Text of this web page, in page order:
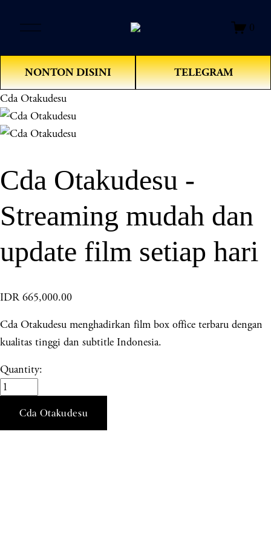
e
n
M
e
u
0
NONTON DISINI TELEGRAM
Cda Otakudesu
Cda Otakudesu -
Streaming mudah dan
update film setiap hari
IDR 665,000.00
Cda Otakudesu menghadirkan film box office terbaru dengan
kualitas tinggi dan subtitle Indonesia.
Quantity:
Cda Otakudesu